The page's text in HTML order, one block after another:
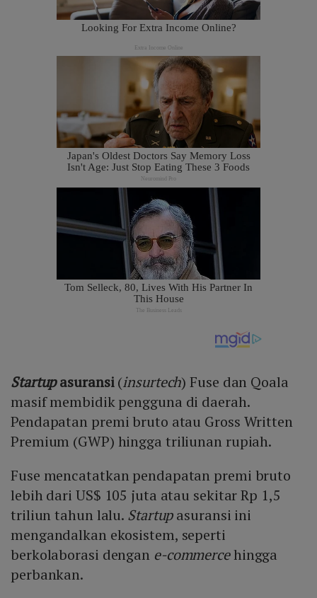
Startup asuransi(insurtech) Fuse dan Qoala
masif membidik pengguna di daerah.
Pendapatan premi bruto atau Gross Written
Premium (GWP) hingga triliunan rupiah.
Fuse mencatatkan pendapatan premi bruto
lebih dari US$ 105 juta atau sekitar Rp 1,5
triliun tahun lalu. Startupasuransi ini
mengandalkan ekosistem, seperti
berkolaborasi dengan e-commercehingga
perbankan.